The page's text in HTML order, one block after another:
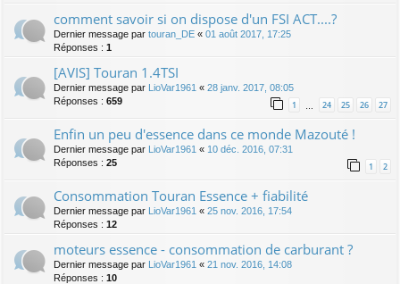
comment savoir si on dispose d'un FSI ACT....?
Dernier message par touran_DE « 01 août 2017, 17:25
Réponses : 1
[AVIS] Touran 1.4TSI
Dernier message par LioVar1961 « 28 janv. 2017, 08:05
Réponses : 659 1 24 25 26 27
Enfin un peu d'essence dans ce monde Mazouté !
Dernier message par LioVar1961 « 10 déc. 2016, 07:31
Réponses : 25 1 2
Consommation Touran Essence + fiabilité
Dernier message par LioVar1961 « 25 nov. 2016, 17:54
Réponses : 12
moteurs essence - consommation de carburant ?
Dernier message par LioVar1961 « 21 nov. 2016, 14:08
Réponses : 10